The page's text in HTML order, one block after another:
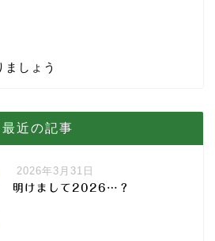
しょう
最近の記事
2026年3月31日
明けまして2026…？